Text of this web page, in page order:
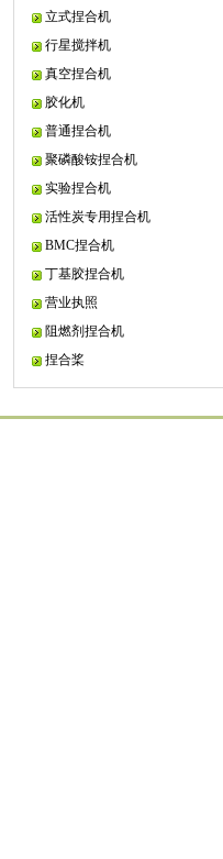
立式捏合机
行星搅拌机
真空捏合机
胶化机
普通捏合机
聚磷酸铵捏合机
实验捏合机
活性炭专用捏合机
BMC捏合机
丁基胶捏合机
营业执照
阻燃剂捏合机
捏合桨